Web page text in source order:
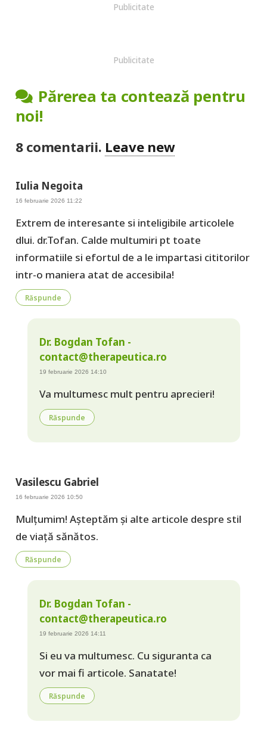
Publicitate
Publicitate
Părerea ta contează pentru
noi!
8 comentarii. Leave new
Iulia Negoita
16 februarie 2026 11:22
Extrem de interesante si inteligibile articolele
dlui. dr.Tofan. Calde multumiri pt toate
informatiile si efortul de a le impartasi cititorilor
intr-o maniera atat de accesibila!
Răspunde
Dr. Bogdan Tofan -
contact@therapeutica.ro
19 februarie 2026 14:10
Va multumesc mult pentru aprecieri!
Răspunde
Vasilescu Gabriel
16 februarie 2026 10:50
Mulțumim! Așteptăm și alte articole despre stil
de viață sănătos.
Răspunde
Dr. Bogdan Tofan -
contact@therapeutica.ro
19 februarie 2026 14:11
Si eu va multumesc. Cu siguranta ca
vor mai fi articole. Sanatate!
Răspunde